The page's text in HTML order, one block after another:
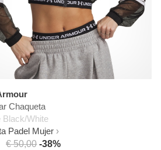
Chaqueta
Black/White
Padel Mujer
€ 50,00-38%